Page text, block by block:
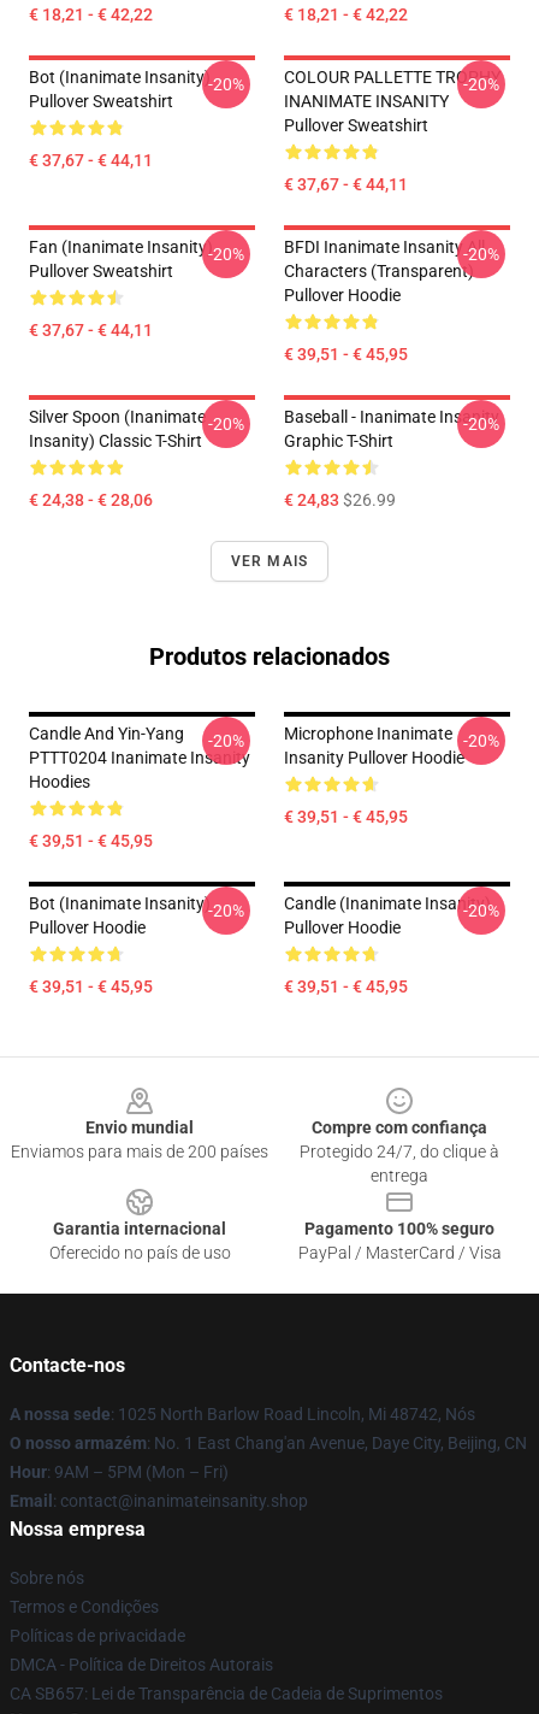
€ 18,21 - € 42,22 € 18,21 - € 42,22
Bot (Inanimate Insanity)
Pullover Sweatshirt
€ 37,67 - € 44,11
-20%
COLOUR PALLETTE TROPHY
INANIMATE INSANITY
Pullover Sweatshirt
€ 37,67 - € 44,11
-20%
Fan (Inanimate Insanity)
Pullover Sweatshirt
€ 37,67 - € 44,11
-20%
BFDI Inanimate Insanity All
Characters (Transparent)
Pullover Hoodie
€ 39,51 - € 45,95
-20%
Silver Spoon (Inanimate
Insanity) Classic T-Shirt
€ 24,38 - € 28,06
-20%
Baseball - Inanimate Insanity
Graphic T-Shirt
€ 24,83 $26.99
-20%
VER MAIS
Produtos relacionados
Candle And Yin-Yang
PTTT0204 Inanimate Insanity
Hoodies
€ 39,51 - € 45,95
-20%
Microphone Inanimate
Insanity Pullover Hoodie
€ 39,51 - € 45,95
-20%
Bot (Inanimate Insanity)
Pullover Hoodie
€ 39,51 - € 45,95
-20%
Candle (Inanimate Insanity)
Pullover Hoodie
€ 39,51 - € 45,95
-20%
Envio mundial
Enviamos para mais de 200 países
Compre com confiança
Protegido 24/7, do clique à
entrega
Garantia internacional
Oferecido no país de uso
Pagamento 100% seguro
PayPal / MasterCard / Visa
Contacte-nos
A nossa sede: 1025 North Barlow Road Lincoln, Mi 48742, Nós
O nosso armazém: No. 1 East Chang'an Avenue, Daye City, Beijing, CN
Hour: 9AM – 5PM (Mon – Fri)
Email : contact@inanimateinsanity.shop
Nossa empresa
Sobre nós
Termos e Condições
Políticas de privacidade
DMCA - Política de Direitos Autorais
CA SB657: Lei de Transparência de Cadeia de Suprimentos